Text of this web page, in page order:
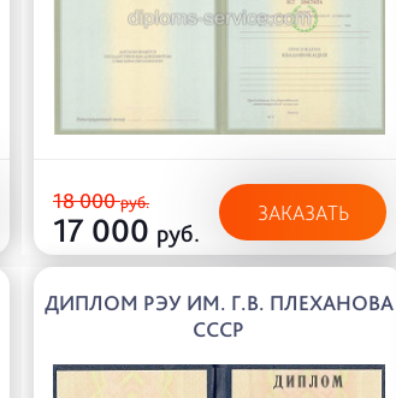
18 000руб.
17 000 руб.
ЗАКАЗАТЬ
ДИПЛОМ РЭУ ИМ. Г.В. ПЛЕХАНОВА
СССР